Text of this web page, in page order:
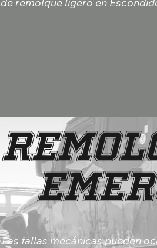
Las fallas mecánicas pueden